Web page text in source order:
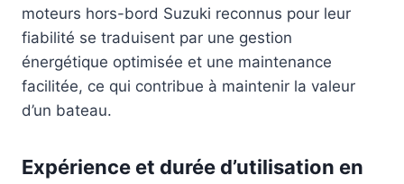
moteurs hors-bord Suzuki reconnus pour leur
fiabilité se traduisent par une gestion
énergétique optimisée et une maintenance
facilitée, ce qui contribue à maintenir la valeur
d’un bateau.
Expérience et durée d’utilisation en